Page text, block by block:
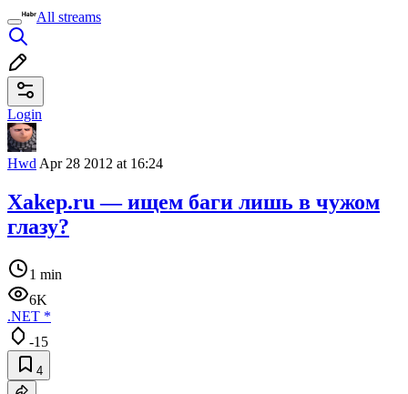
All streams
Login
Hwd Apr 28 2012 at 16:24
Xakep.ru — ищем баги лишь в чужом
глазу?
1 min
6K
.NET *
-15
4